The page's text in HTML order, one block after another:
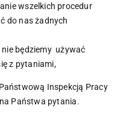
wszelkich procedur
do nas żadnych
będziemy używać
z pytaniami,
Inspekcją Pracy
Państwa pytania.